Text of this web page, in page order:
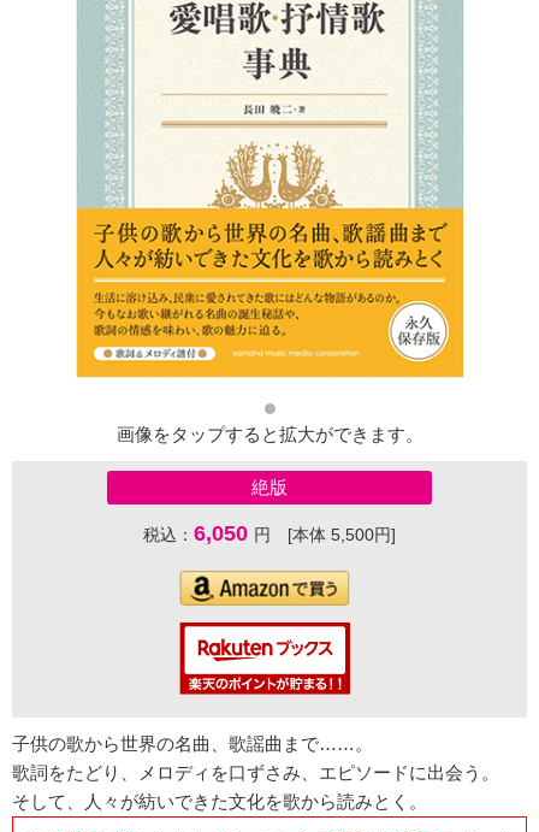
画像をタップすると拡大ができます。
絶版
税込： 6,050 円 [本体 5,500円]
子供の歌から世界の名曲、歌謡曲まで……。
歌詞をたどり、メロディを口ずさみ、エピソードに出会う。
そして、人々が紡いできた文化を歌から読みとく。